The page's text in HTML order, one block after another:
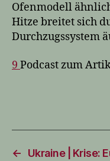
Ofenmodell
Hitze breitet sich
Durchzugssystem
9 Podcast zum
←
Ukraine | Krise: